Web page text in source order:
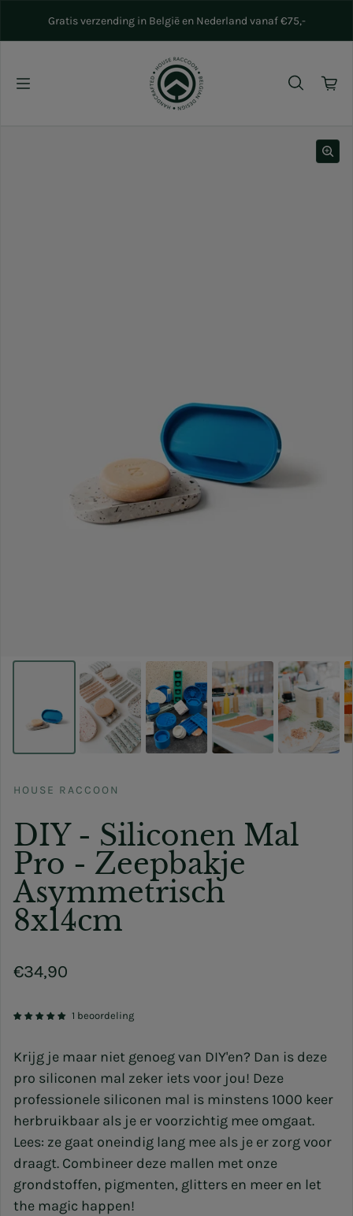
Gratis verzending in België en Nederland vanaf €75,-
HOUSE RACCOON
DIY - Siliconen Mal
Pro - Zeepbakje
Asymmetrisch
8x14cm
Normale prijs
€34,90
1 beoordeling
Krijg je maar niet genoeg van DIY'en? Dan is deze
pro siliconen mal zeker iets voor jou! Deze
professionele siliconen mal is minstens 1000 keer
herbruikbaar als je er voorzichtig mee omgaat.
Lees: ze gaat oneindig lang mee als je er zorg voor
draagt. Combineer deze mallen met onze
grondstoffen, pigmenten, glitters en meer en let
the magic happen!